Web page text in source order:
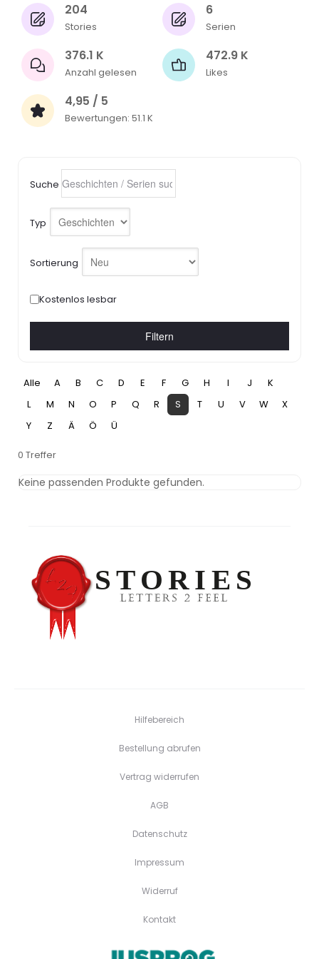
204
Stories
6
Serien
376.1 K
Anzahl gelesen
472.9 K
Likes
4,95 / 5
Bewertungen: 51.1 K
Suche
Typ
Sortierung
Kostenlos lesbar
Filtern
Alle A B C D E F G H I J
K
L
M N O P Q R S T U V W
X
Y
Z Ä Ö Ü
0 Treffer
Keine passenden Produkte gefunden.
Hilfebereich
Bestellung abrufen
Vertrag widerrufen
AGB
Datenschutz
Impressum
Widerruf
Kontakt